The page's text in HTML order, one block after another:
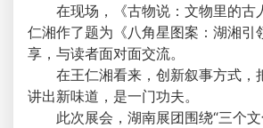
在现场，《古物说：文物里的古
仁湘作了题为《八角星图案：湖湘引
享，与读者面对面交流。
在王仁湘看来，创新叙事方式，
讲出新味道，是一门功夫。
此次展会，湖南展团围绕“三个文